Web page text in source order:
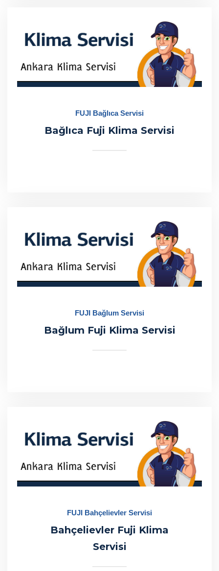
FUJI Bağlıca Servisi
Bağlıca Fuji Klima Servisi
FUJI Bağlum Servisi
Bağlum Fuji Klima Servisi
FUJI Bahçelievler Servisi
Bahçelievler Fuji Klima
Servisi